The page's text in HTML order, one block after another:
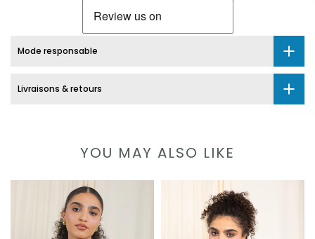
Mode responsable
Livraisons & retours
YOU MAY ALSO LIKE